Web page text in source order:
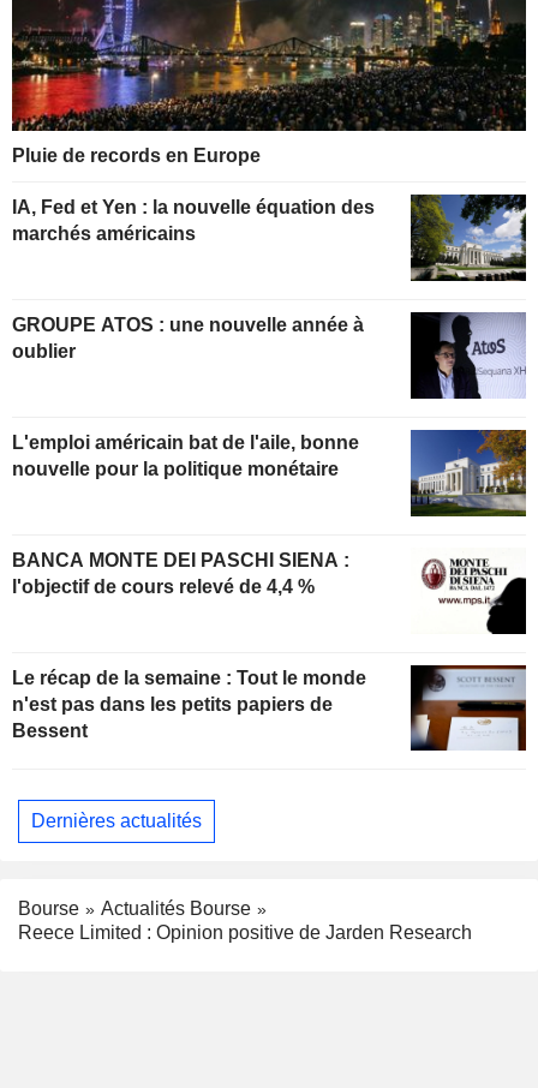
Pluie de records en Europe
IA, Fed et Yen : la nouvelle équation des
marchés américains
GROUPE ATOS : une nouvelle année à
oublier
L'emploi américain bat de l'aile, bonne
nouvelle pour la politique monétaire
BANCA MONTE DEI PASCHI SIENA :
l'objectif de cours relevé de 4,4 %
Le récap de la semaine : Tout le monde
n'est pas dans les petits papiers de
Bessent
Dernières actualités
Bourse
Actualités Bourse
Reece Limited : Opinion positive de Jarden Research